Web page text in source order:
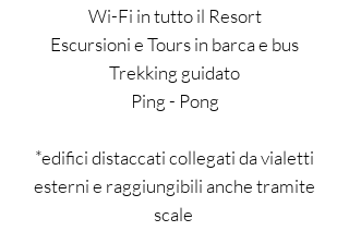
Wi-Fi in tutto il Resort
Escursioni e Tours in barca e bus
Trekking guidato
Ping - Pong
*edifici distaccati collegati da vialetti
esterni e raggiungibili anche tramite
scale